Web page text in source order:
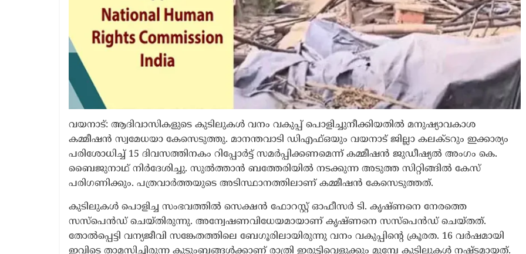
വയനാട്: ആദിവാസികളുടെ കുടിലുകൾ വനം വകുപ്പ് പൊളിച്ചുനീക്കിയതിൽ മനുഷ്യാവകാശ
കമ്മീഷൻ സ്വമേധയാ കേസെടുത്തു. മാനന്തവാടി ഡിഎഫ്ഒയും വയനാട് ജില്ലാ കലക്ടറും ഇക്കാര്യം
പരിശോധിച്ച് 15 ദിവസത്തിനകം റിപ്പോർട്ട് സമർപ്പിക്കണമെന്ന് കമ്മീഷൻ ജുഡീഷ്യൽ അംഗം കെ.
ബൈജുനാഥ് നിർദേശിച്ചു. സുൽത്താൻ ബത്തേരിയിൽ നടക്കുന്ന അടുത്ത സിറ്റിങ്ങിൽ കേസ്
പരിഗണിക്കും. പത്രവാർത്തയുടെ അടിസ്ഥാനത്തിലാണ് കമ്മീഷൻ കേസെടുത്തത്.
കുടിലുകൾ പൊളിച്ച സംഭവത്തിൽ സെക്ഷൻ ഫോറസ്റ്റ് ഓഫീസർ ടി. കൃഷ്ണനെ നേരത്തെ
സസ്‌പെൻഡ് ചെയ്തിരുന്നു. അന്വേഷണവിധേയമായാണ് കൃഷ്ണനെ സസ്‌പെൻഡ് ചെയ്തത്.
തോൽപ്പെട്ടി വന്യജീവി സങ്കേതത്തിലെ ബേഗൂരിലായിരുന്നു വനം വകുപ്പിന്റെ ക്രൂരത. 16 വർഷമായി
ഇവിടെ താമസിച്ചിരുന്ന കുടുംബങ്ങൾക്കാണ് രാത്രി ഇരുട്ടിവെളുക്കും മുമ്പേ കുടിലുകൾ നഷ്ടമായത്.